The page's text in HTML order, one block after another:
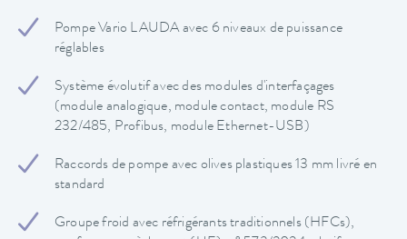
Pompe Vario LAUDA avec 6 niveaux de puissance
réglables
Système évolutif avec des modules d'interfaçages
(module analogique, module contact, module RS
232/485, Profibus, module Ethernet-USB)
Raccords de pompe avec olives plastiques 13 mm livré en
standard
Groupe froid avec réfrigérants traditionnels (HFCs),